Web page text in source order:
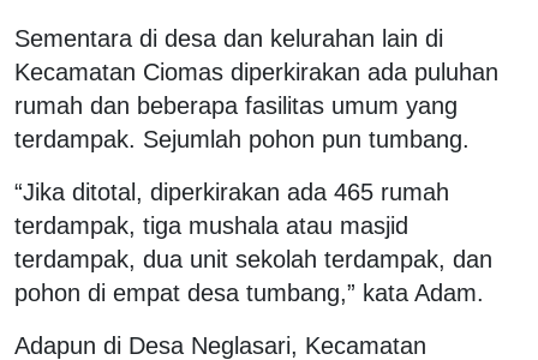
Sementara di desa dan kelurahan lain di
Kecamatan Ciomas diperkirakan ada puluhan
rumah dan beberapa fasilitas umum yang
terdampak. Sejumlah pohon pun tumbang.
“Jika ditotal, diperkirakan ada 465 rumah
terdampak, tiga mushala atau masjid
terdampak, dua unit sekolah terdampak, dan
pohon di empat desa tumbang,” kata Adam.
Adapun di Desa Neglasari, Kecamatan